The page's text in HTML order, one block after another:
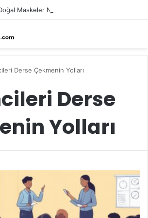
Maskeler Nasıl Yapılır?
Derse Çekmenin Yolları
Derse
Yolları